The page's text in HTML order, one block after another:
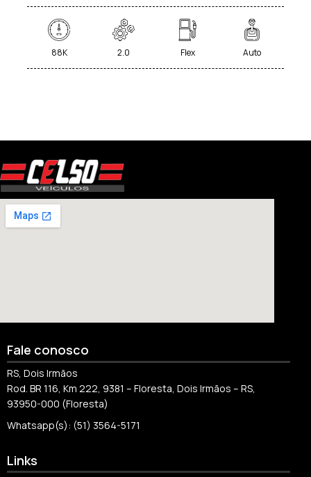
88K 2.0 Flex Auto
Fale conosco
RS, Dois Irmãos
Rod. BR 116, Km 222, 9381 – Floresta, Dois Irmãos – RS,
93950-000 (Floresta)
Whatsapp(s): (51) 3564-5171
Links